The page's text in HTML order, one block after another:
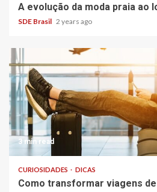
A evolução da moda praia ao
SDE Brasil 2 years ago
3 min read
CURIOSIDADES DICAS
Como transformar viagens